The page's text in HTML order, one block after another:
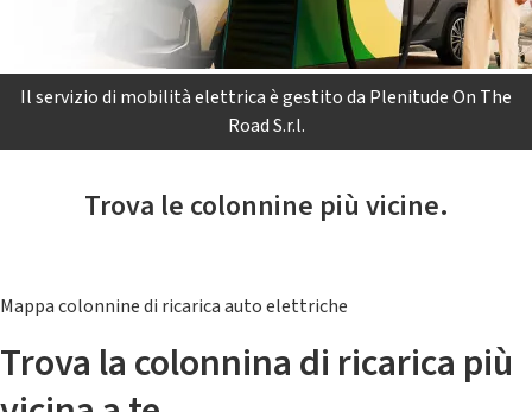
Il servizio di mobilità elettrica è gestito da Plenitude On The
Road S.r.l.
Trova le colonnine più vicine.
Mappa colonnine di ricarica auto elettriche
Trova la colonnina di ricarica più